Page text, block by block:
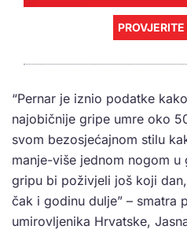
“Pernar je iznio podatke
najobičnije gripe umre oko
svom bezosjećajnom stilu
manje-više jednom nogom
gripu bi poživjeli još koji
čak i godinu dulje” – smatra
umirovljenika Hrvatske,